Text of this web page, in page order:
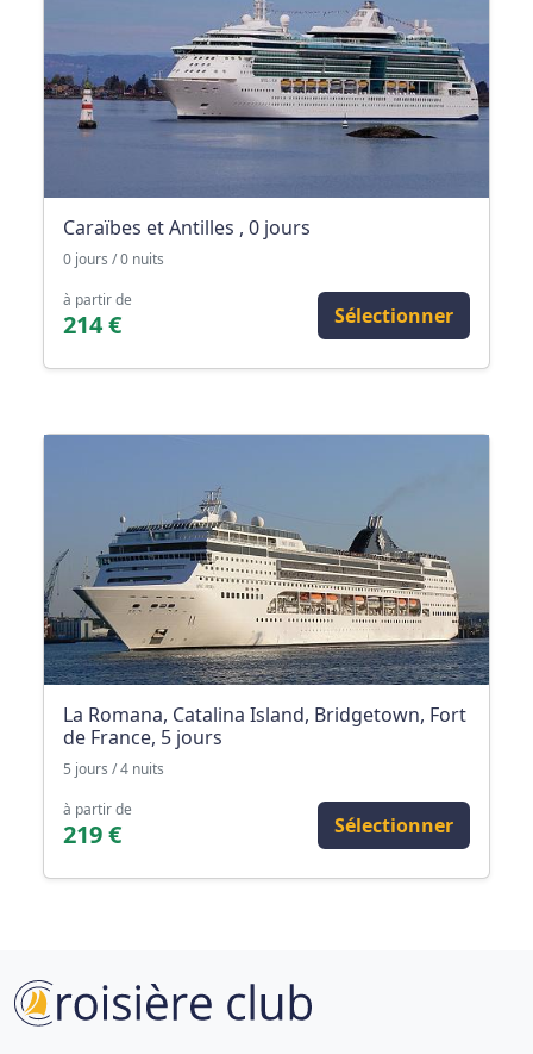
Caraïbes et Antilles , 0 jours
0 jours / 0 nuits
à partir de
214 € Sélectionner
La Romana, Catalina Island, Bridgetown, Fort
de France, 5 jours
5 jours / 4 nuits
à partir de
219 € Sélectionner